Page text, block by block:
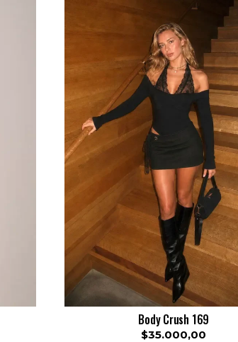
Body Crush 169
$35.000,00